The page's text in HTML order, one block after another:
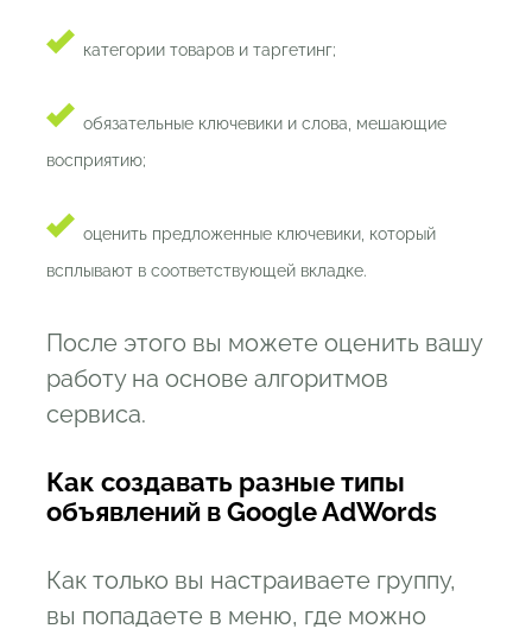
категории товаров и таргетинг;
обязательные ключевики и слова, мешающие
восприятию;
оценить предложенные ключевики, который
всплывают в соответствующей вкладке.
После этого вы можете оценить вашу
работу на основе алгоритмов
сервиса.
Как создавать разные типы
объявлений в Google AdWords
Как только вы настраиваете группу,
вы попадаете в меню, где можно